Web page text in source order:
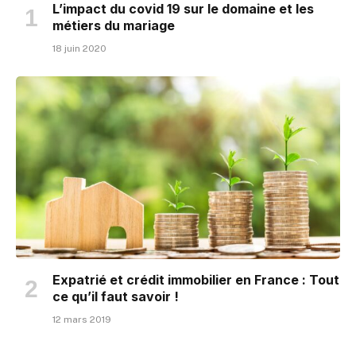
L’impact du covid 19 sur le domaine et les
métiers du mariage
18 juin 2020
Expatrié et crédit immobilier en France : Tout
ce qu’il faut savoir !
12 mars 2019